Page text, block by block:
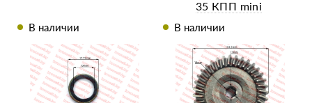
В наличии
35 КПП mini
В наличии